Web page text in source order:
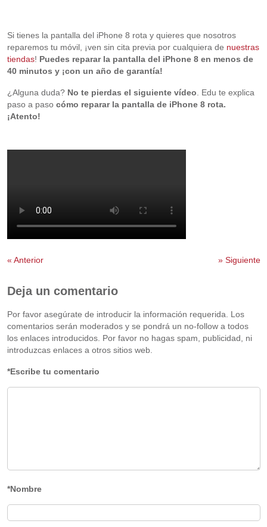
Si tienes la pantalla del iPhone 8 rota y quieres que nosotros
reparemos tu móvil, ¡ven sin cita previa por cualquiera de nuestras
tiendas! Puedes reparar la pantalla del iPhone 8 en menos de
40 minutos y ¡con un año de garantía!
¿Alguna duda? No te pierdas el siguiente vídeo . Edu te explica
paso a paso cómo reparar la pantalla de iPhone 8 rota.
¡Atento!
« Anterior »Siguiente
Deja un comentario
Por favor asegúrate de introducir la información requerida. Los
comentarios serán moderados y se pondrá un no-follow a todos
los enlaces introducidos. Por favor no hagas spam, publicidad, ni
introduzcas enlaces a otros sitios web.
*Escribe tu comentario
*Nombre